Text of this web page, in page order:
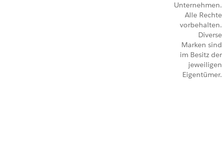
Unternehmen.
Alle Rechte
vorbehalten.
Diverse
Marken sind
im Besitz der
jeweiligen
Eigentümer.